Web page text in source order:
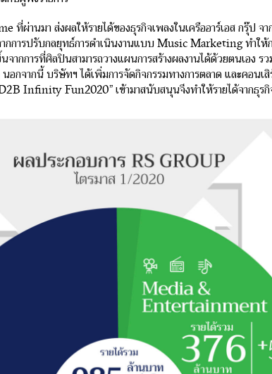
ผ่านมา ส่งผลให้รายได้ของธุรกิจเพลงในเครืออาร์เอส กรุ๊ป จ
กการปรับกลยุทธ์การดำเนินงานแบบ Music Marketing ทำให้
ากการที่ศิลปินสามารถวางแผนการสร้างผลงานได้ด้วยตนเอง ร
กจากนี้ บริษัทฯ ได้เพิ่มการจัดกิจกรรมทางการตลาด และคอนเ
Infinity Fun2020” เข้ามาสนับสนุนจึงทำให้รายได้จากธุร